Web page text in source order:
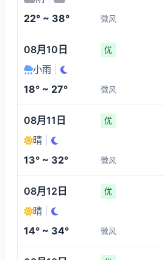
1-3
17:00
38°
18:00
22° ~ 38° 微风
08月10日 优
小雨
18° ~ 27° 微风
08月11日 优
晴
13° ~ 32° 微风
08月12日 优
晴
14° ~ 34° 微风